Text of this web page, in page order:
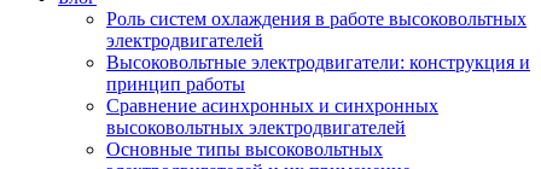
Роль систем охлаждения в работе высоковольтных
электродвигателей
Высоковольтные электродвигатели: конструкция и
принцип работы
Сравнение асинхронных и синхронных
высоковольтных электродвигателей
Основные типы высоковольтных